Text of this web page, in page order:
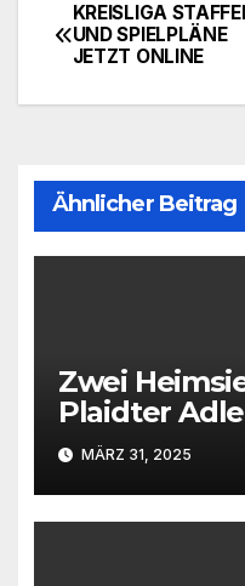
KREISLIGA
UND SPIELPLÄNE
JETZT ONLINE
Ähnlicher Beitrag
Zwei
Plaidter
MÄRZ 31, 2025